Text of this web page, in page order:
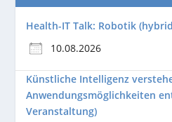
Health-IT Talk: Robotik
10.08.2026
Künstliche Intelligenz
Anwendungsmöglichkeiten
Veranstaltung)